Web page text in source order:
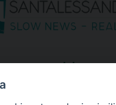
seguici su